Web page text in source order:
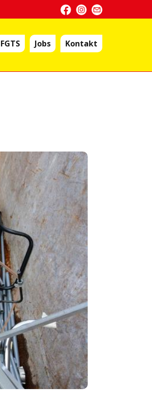
FGTS Jobs Kontakt